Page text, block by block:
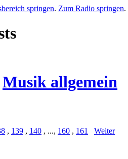
springen. Zum Radio springen.
Musik allgemein
, 139 , 140 , ..., 160 , 161 Weiter